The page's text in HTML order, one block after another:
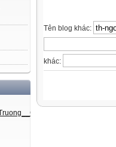
Tên blog khác:
khác: